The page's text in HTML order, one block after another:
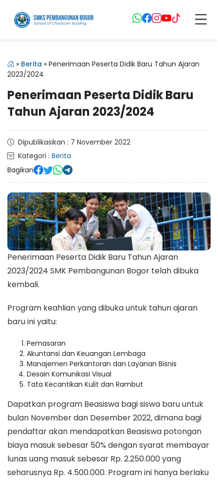
» Berita » Penerimaan Peserta Didik Baru Tahun Ajaran
2023/2024
Penerimaan Peserta Didik Baru
Tahun Ajaran 2023/2024
Dipublikasikan : 7 November 2022
Kategori : Berita
Bagikan
Penerimaan Peserta Didik Baru Tahun Ajaran
2023/2024 SMK Pembangunan Bogor telah dibuka
kembali.
Program keahlian yang dibuka untuk tahun ajaran
baru ini yaitu:
Pemasaran
Akuntansi dan Keuangan Lembaga
Manajemen Perkantoran dan Layanan Bisnis
Desain Komunikasi Visual
Tata Kecantikan Kulit dan Rambut
Dapatkan program Beasiswa bagi siswa baru untuk
bulan November dan Desember 2022, dimana bagi
pendaftar akan mendapatkan Beasiswa potongan
biaya masuk sebesar 50% dengan syarat membayar
lunas uang masuk sebesar Rp. 2.250.000 yang
seharusnya Rp. 4.500.000. Program ini hanya berlaku